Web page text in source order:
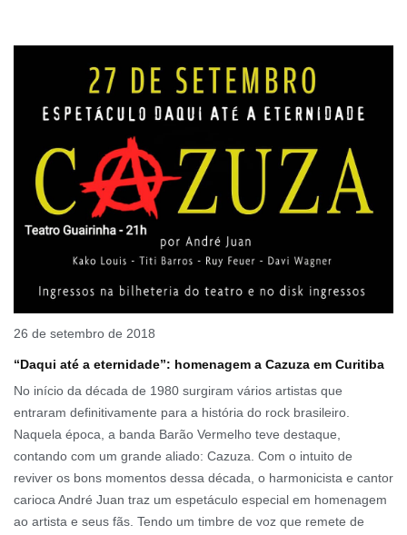
26 de setembro de 2018
“Daqui até a eternidade”: homenagem a Cazuza em Curitiba
No início da década de 1980 surgiram vários artistas que
entraram definitivamente para a história do rock brasileiro.
Naquela época, a banda Barão Vermelho teve destaque,
contando com um grande aliado: Cazuza. Com o intuito de
reviver os bons momentos dessa década, o harmonicista e cantor
carioca André Juan traz um espetáculo especial em homenagem
ao artista e seus fãs. Tendo um timbre de voz que remete de